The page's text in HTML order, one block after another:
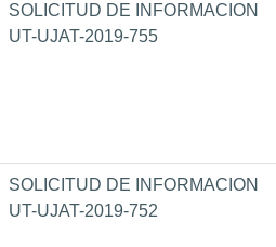
SOLICITUD DE INFORMACION
UT-UJAT-2019-755
SOLICITUD DE INFORMACION
UT-UJAT-2019-752